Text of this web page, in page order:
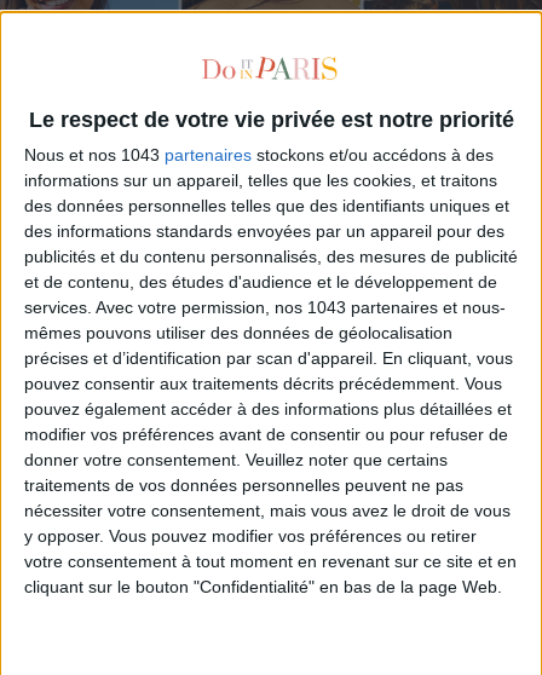
Le respect de votre vie privée est notre priorité
Nous et nos 1043 partenaires stockons et/ou accédons à des
informations sur un appareil, telles que les cookies, et traitons
des données personnelles telles que des identifiants uniques et
des informations standards envoyées par un appareil pour des
publicités et du contenu personnalisés, des mesures de publicité
et de contenu, des études d'audience et le développement de
services. Avec votre permission, nos 1043 partenaires et nous-
mêmes pouvons utiliser des données de géolocalisation
précises et d’identification par scan d'appareil. En cliquant, vous
pouvez consentir aux traitements décrits précédemment. Vous
pouvez également accéder à des informations plus détaillées et
modifier vos préférences avant de consentir ou pour refuser de
donner votre consentement. Veuillez noter que certains
traitements de vos données personnelles peuvent ne pas
nécessiter votre consentement, mais vous avez le droit de vous
y opposer. Vous pouvez modifier vos préférences ou retirer
votre consentement à tout moment en revenant sur ce site et en
cliquant sur le bouton "Confidentialité" en bas de la page Web.
SPF 50 SUNSCREENS YOU'LL ACTUALLY WANT TO SLATHER ON
THE BEST HOTELS FOR A SPA AND GASTRONOMY WEEKEND